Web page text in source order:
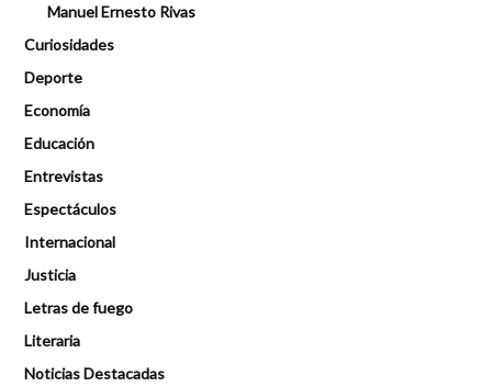
Manuel Ernesto Rivas
Curiosidades
Deporte
Economía
Educación
Entrevistas
Espectáculos
Internacional
Justicia
Letras de fuego
Literaria
Noticias Destacadas